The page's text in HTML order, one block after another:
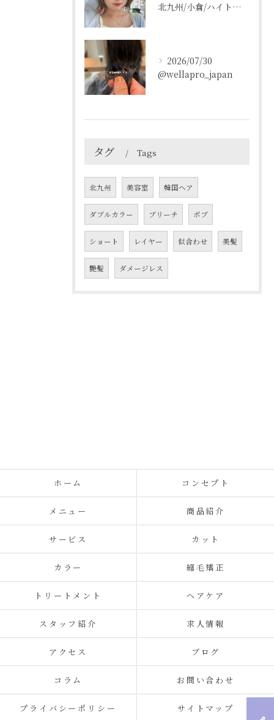
北九州/小倉/ハイトーン/ケアブリーチ/ブリーチカラー
2026/07/30
@wellapro_japan
タグ Tags
北九州 美容室 韓国ヘア
ダブルカラー ブリーチ ボブ
ショート レイヤー 似合わせ 美髪
艶髪 ダメージレス
ホーム コンセプト
メニュー 商品紹介
サービス カット
カラー 縮毛矯正
トリートメント ヘアケア
スタッフ紹介 求人情報
アクセス ブログ
コラム お問い合わせ
プライバシーポリシー サイトマップ